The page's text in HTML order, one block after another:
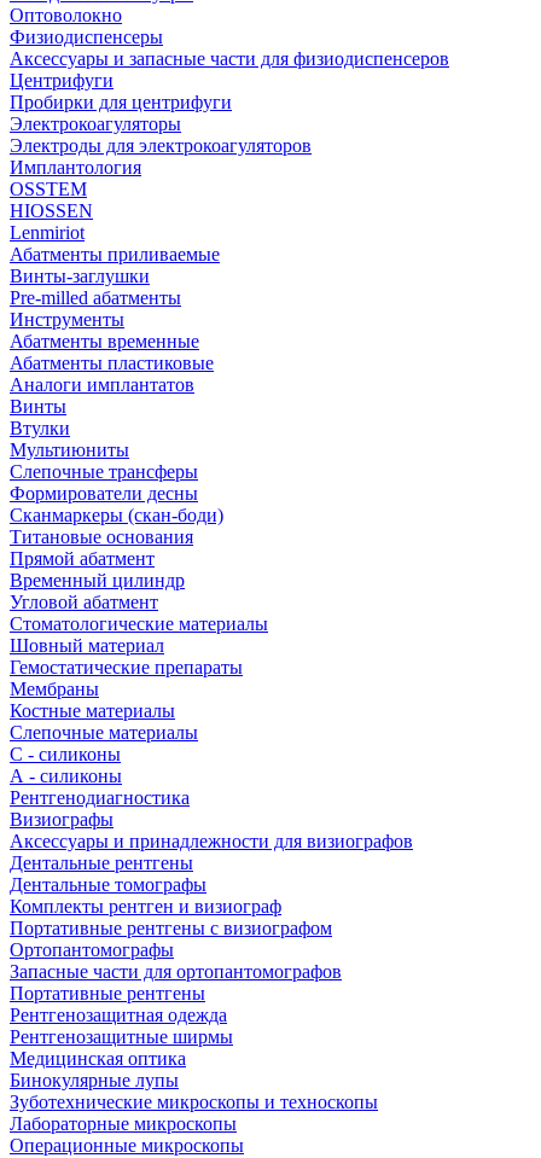
Оптоволокно
Физиодиспенсеры
Аксессуары и запасные части для физиодиспенсеров
Центрифуги
Пробирки для центрифуги
Электрокоагуляторы
Электроды для электрокоагуляторов
Имплантология
OSSTEM
HIOSSEN
Lenmiriot
Абатменты приливаемые
Винты-заглушки
Pre-milled абатменты
Инструменты
Абатменты временные
Абатменты пластиковые
Аналоги имплантатов
Винты
Втулки
Мультиюниты
Слепочные трансферы
Формирователи десны
Сканмаркеры (скан-боди)
Титановые основания
Прямой абатмент
Временный цилиндр
Угловой абатмент
Стоматологические материалы
Шовный материал
Гемостатические препараты
Мембраны
Костные материалы
Слепочные материалы
C - силиконы
А - силиконы
Рентгенодиагностика
Визиографы
Аксессуары и принадлежности для визиографов
Дентальные рентгены
Дентальные томографы
Комплекты рентген и визиограф
Портативные рентгены с визиографом
Ортопантомографы
Запасные части для ортопантомографов
Портативные рентгены
Рентгенозащитная одежда
Рентгенозащитные ширмы
Медицинская оптика
Бинокулярные лупы
Зуботехнические микроскопы и техноскопы
Лабораторные микроскопы
Операционные микроскопы